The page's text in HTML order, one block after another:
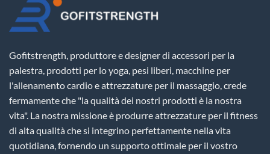
Gofitstrength, produttore e designer di accessori per la
palestra, prodotti per lo yoga, pesi liberi, macchine per
l'allenamento cardio e attrezzature per il massaggio, crede
fermamente che "la qualità dei nostri prodotti è la nostra
vita". La nostra missione è produrre attrezzature per il fitness
di alta qualità che si integrino perfettamente nella vita
quotidiana, fornendo un supporto ottimale per il vostro